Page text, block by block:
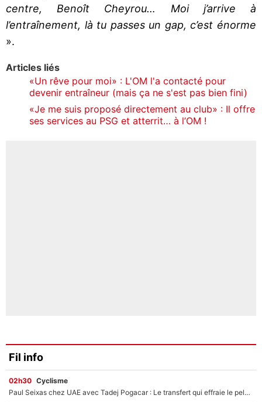
centre, Benoît Cheyrou… Moi j’arrive à
l’entraînement, là tu passes un gap, c’est énorme
».
Articles liés
«Un rêve pour moi» : L'OM l'a contacté pour
devenir entraîneur (mais ça ne s'est pas bien fini)
«Je me suis proposé directement au club» : Il offre
ses services au PSG et atterrit… à l’OM !
Fil info
02h30 Cyclisme
Paul Seixas chez UAE avec Tadej Pogacar : Le transfert qui effraie le peloton, «c’est la pire des choses qui puisse arriver»